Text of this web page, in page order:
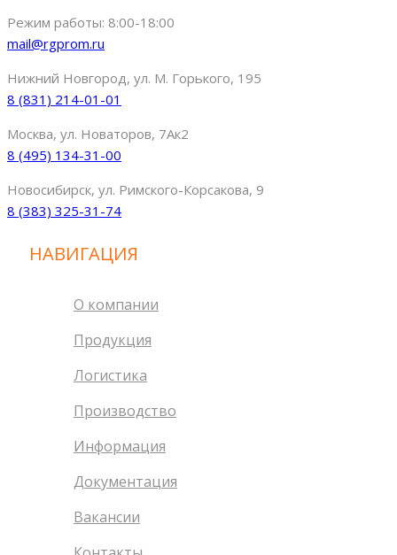
Режим работы: 8:00-18:00
mail@rgprom.ru
Нижний Новгород, ул. М. Горького, 195
8 (831) 214-01-01
Москва, ул. Новаторов, 7Ак2
8 (495) 134-31-00
Новосибирск, ул. Римского-Корсакова, 9
8 (383) 325-31-74
НАВИГАЦИЯ
О компании
Продукция
Логистика
Производство
Информация
Документация
Вакансии